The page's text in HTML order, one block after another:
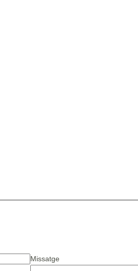
Missatge